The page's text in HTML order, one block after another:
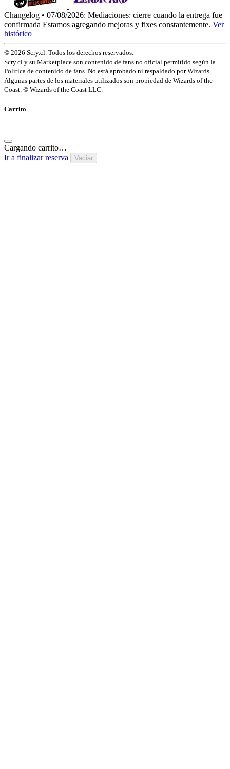
Changelog • 07/08/2026: Mediaciones: cierre cuando la entrega fue
confirmada Estamos agregando mejoras y fixes constantemente. Ver
histórico
© 2026 Scry.cl. Todos los derechos reservados.
Scry.cl y su Marketplace son contenido de fans no oficial permitido según la
Política de contenido de fans. No está aprobado ni respaldado por Wizards.
Algunas partes de los materiales utilizados son propiedad de Wizards of the
Coast. © Wizards of the Coast LLC.
Carrito
—
Cargando carrito…
Ir a finalizar reserva
Vaciar